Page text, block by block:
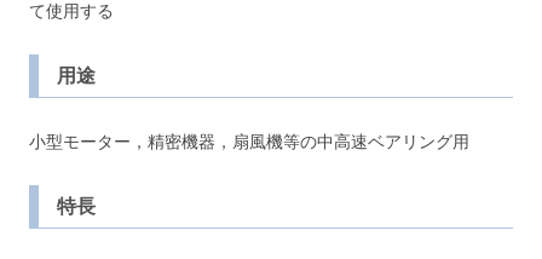
て使用する
用途
小型モーター，精密機器，扇風機等の中高速ベアリング用
特長